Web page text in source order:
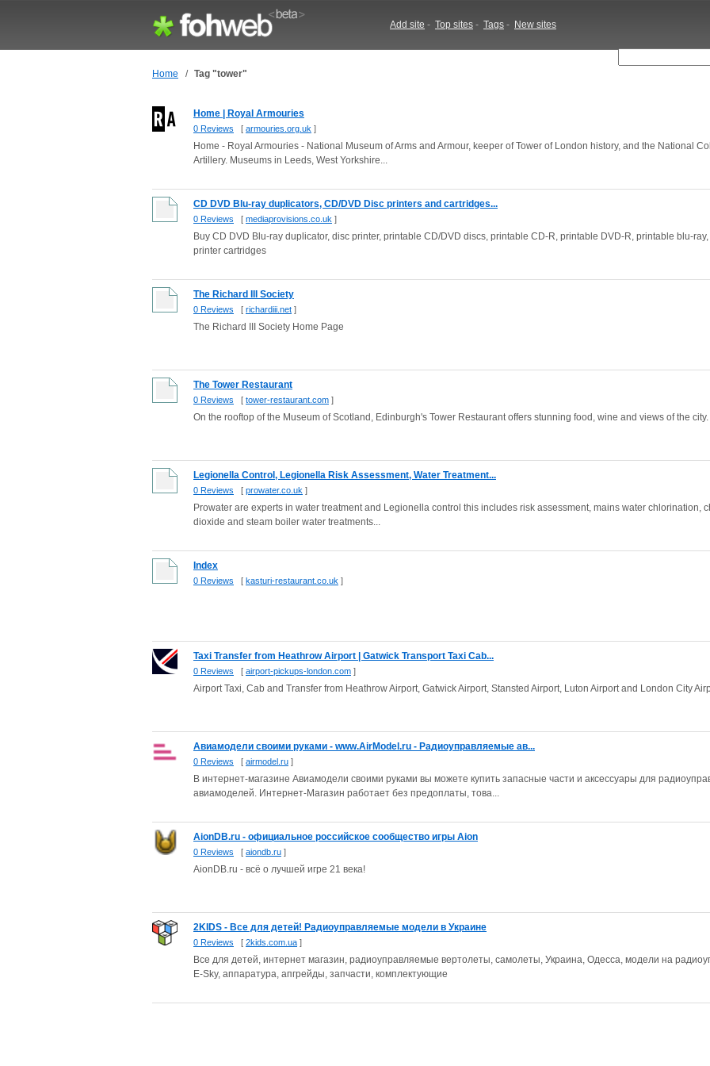
Add site - Top sites - Tags - New sites
Home / Tag "tower"
Home | Royal Armouries
0 Reviews [ armouries.org.uk ]
Home - Royal Armouries - National Museum of Arms and Armour, keeper of Tower of London history, and the National
Artillery. Museums in Leeds, West Yorkshire...
CD DVD Blu-ray duplicators, CD/DVD Disc printers and cartridges...
0 Reviews [ mediaprovisions.co.uk ]
Buy CD DVD Blu-ray duplicator, disc printer, printable CD/DVD discs, printable CD-R, printable DVD-R, printable blu-
printer cartridges
The Richard III Society
0 Reviews [ richardiii.net ]
The Richard III Society Home Page
The Tower Restaurant
0 Reviews [ tower-restaurant.com ]
On the rooftop of the Museum of Scotland, Edinburgh's Tower Restaurant offers stunning food, wine and views of the city.
Legionella Control, Legionella Risk Assessment, Water Treatment...
0 Reviews [ prowater.co.uk ]
Prowater are experts in water treatment and Legionella control this includes risk assessment, mains water chlorination,
dioxide and steam boiler water treatments...
Index
0 Reviews [ kasturi-restaurant.co.uk ]
Taxi Transfer from Heathrow Airport | Gatwick Transport Taxi Cab...
0 Reviews [ airport-pickups-london.com ]
Airport Taxi, Cab and Transfer from Heathrow Airport, Gatwick Airport, Stansted Airport, Luton Airport and London City
Авиамодели своими руками - www.AirModel.ru - Радиоуправляемые ав...
0 Reviews [ airmodel.ru ]
В интернет-магазине Авиамодели своими руками вы можете купить запасные части и аксессуары для
авиамоделей. Интернет-Магазин работает без предоплаты, това...
AionDB.ru - официальное российское сообщество игры Aion
0 Reviews [ aiondb.ru ]
AionDB.ru - всё о лучшей игре 21 века!
2KIDS - Все для детей! Радиоуправляемые модели в Украине
0 Reviews [ 2kids.com.ua ]
Все для детей, интернет магазин, радиоуправляемые вертолеты, самолеты, Украина, Одесса, модели на
E-Sky, аппаратура, апгрейды, запчасти, комплектующие